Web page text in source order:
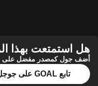
هل استمتعت بهذا
أضف جول كمصدر مفضل على
تابع GOAL على جوجل